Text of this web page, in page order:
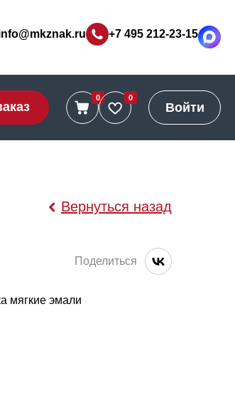
+7 495 212-23-15
0 0
Войти
Вернуться назад
Поделиться
мягкие эмали